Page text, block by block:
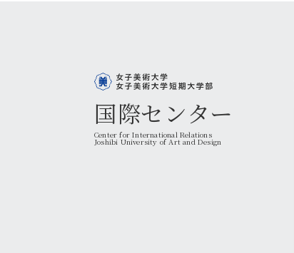
国際センター
Center for International Relations
Joshibi University of Art and Design